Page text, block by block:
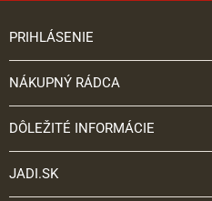
PRIHLÁSENIE
NÁKUPNÝ RÁDCA
DÔLEŽITÉ INFORMÁCIE
JADI.SK